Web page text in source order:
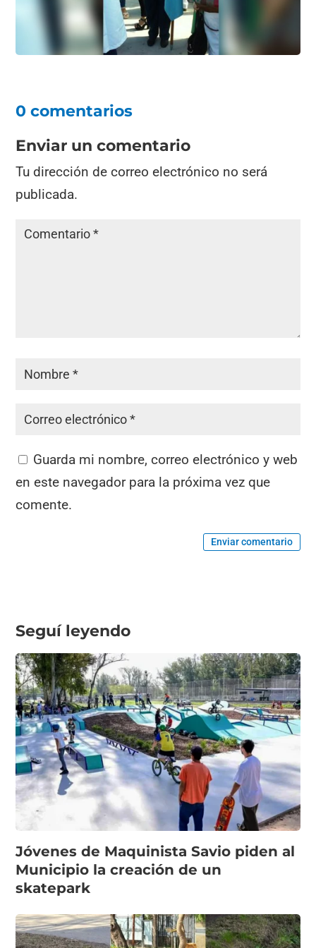
0 comentarios
Enviar un comentario
Tu dirección de correo electrónico no será
publicada.
Guarda mi nombre, correo electrónico y web
en este navegador para la próxima vez que
comente.
Enviar comentario
Seguí leyendo
Jóvenes de Maquinista Savio piden al
Municipio la creación de un
skatepark